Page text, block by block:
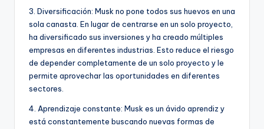
3. Diversificación: Musk no pone todos sus huevos en una
sola canasta. En lugar de centrarse en un solo proyecto,
ha diversificado sus inversiones y ha creado múltiples
empresas en diferentes industrias. Esto reduce el riesgo
de depender completamente de un solo proyecto y le
permite aprovechar las oportunidades en diferentes
sectores.
4. Aprendizaje constante: Musk es un ávido aprendiz y
está constantemente buscando nuevas formas de